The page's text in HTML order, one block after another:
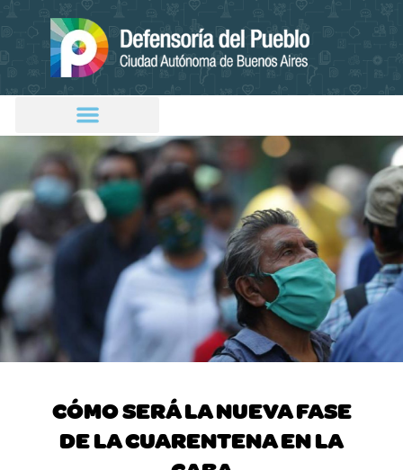
CÓMO SERÁ LA NUEVA FASE
DE LA CUARENTENA EN LA